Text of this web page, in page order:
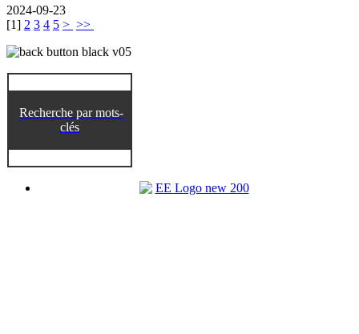
2024-09-23
[1] 2 3 4 5 > >>
Recherche par mots-
clés